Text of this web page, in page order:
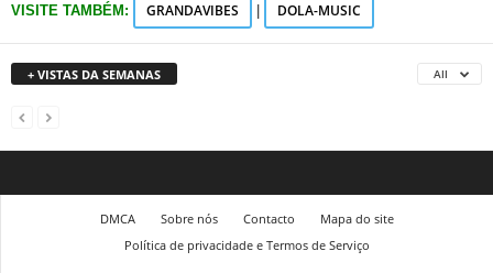
VISITE TAMBÉM: GRANDAVIBES DOLA-MUSIC
+ VISTAS DA SEMANAS All
DMCA Sobre nós Contacto
Mapa do site
Política de privacidade e Termos de Serviço